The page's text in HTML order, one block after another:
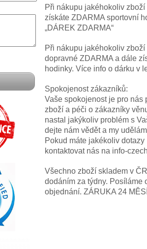
Při nákupu jakéhokoliv
získáte ZDARMA sportovní
„DÁREK ZDARMA“
Při nákupu jakéhokoliv
dopravné ZDARMA a dále
hodinky. Více info o dárku v
Spokojenost zákazníků:
Vaše spokojenost je pro nás
zboží a péči o zákazníky
nastal jakýkoliv problém s
dejte nám vědět a my
Pokud máte jakékoliv
kontaktovat nás na info-
Všechno zboží skladem v
dodáním za týdny. Posíláme
objednání. ZÁRUKA 24